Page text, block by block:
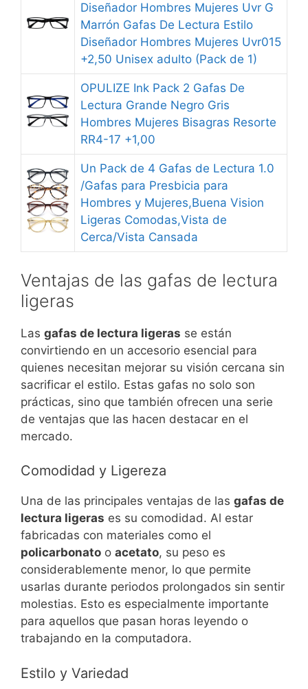
Diseñador Hombres Mujeres Uvr G
Marrón Gafas De Lectura Estilo
Diseñador Hombres Mujeres Uvr015
+2,50 Unisex adulto (Pack de 1)
OPULIZE Ink Pack 2 Gafas De
Lectura Grande Negro Gris
Hombres Mujeres Bisagras Resorte
RR4-17 +1,00
Un Pack de 4 Gafas de Lectura 1.0
/Gafas para Presbicia para
Hombres y Mujeres,Buena Vision
Ligeras Comodas,Vista de
Cerca/Vista Cansada
Ventajas de las gafas de lectura
ligeras
Las gafas de lectura ligeras se están
convirtiendo en un accesorio esencial para
quienes necesitan mejorar su visión cercana sin
sacrificar el estilo. Estas gafas no solo son
prácticas, sino que también ofrecen una serie
de ventajas que las hacen destacar en el
mercado.
Comodidad y Ligereza
Una de las principales ventajas de las gafas de
lectura ligeras es su comodidad. Al estar
fabricadas con materiales como el
policarbonato o acetato, su peso es
considerablemente menor, lo que permite
usarlas durante periodos prolongados sin sentir
molestias. Esto es especialmente importante
para aquellos que pasan horas leyendo o
trabajando en la computadora.
Estilo y Variedad